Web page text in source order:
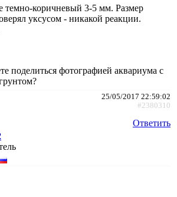
темно-коричневый 3-5 мм. Размер
уксусом - никакой реакции.
поделиться фотографией аквариума с
25/05/2017 22:59:02
#2380310
Ответить